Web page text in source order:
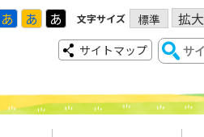
あ あ あ 文字サイズ 標準 拡大
サイトマップ